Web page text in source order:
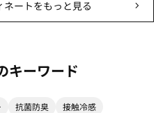
ネートをもっと見る
キーワード
抗菌防臭 接触冷感